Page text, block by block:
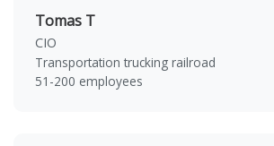
Tomas T
CIO
Transportation trucking railroad
51-200 employees